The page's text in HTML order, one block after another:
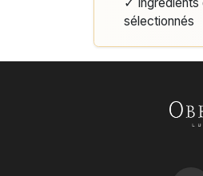
sélectionnés